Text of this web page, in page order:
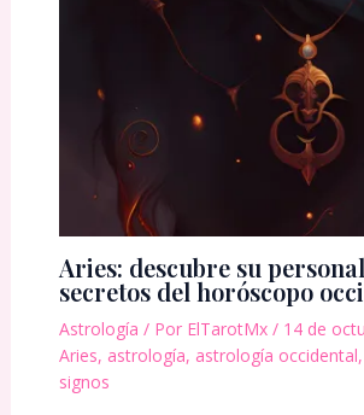
Aries: descubre su
secretos del horóscopo
Astrología / Por ElTarotMx / 14 de
Aries, astrología, astrología occidental,
signos